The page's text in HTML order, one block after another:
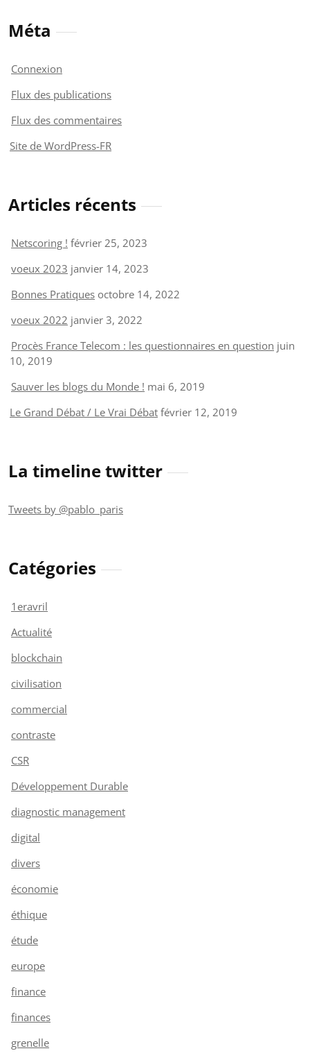
Méta
Connexion
Flux des publications
Flux des commentaires
Site de WordPress-FR
Articles récents
Netscoring ! février 25, 2023
voeux 2023 janvier 14, 2023
Bonnes Pratiques octobre 14, 2022
voeux 2022 janvier 3, 2022
Procès France Telecom : les questionnaires en question juin
10, 2019
Sauver les blogs du Monde ! mai 6, 2019
Le Grand Débat / Le Vrai Débat février 12, 2019
La timeline twitter
Tweets by @pablo_paris
Catégories
1eravril
Actualité
blockchain
civilisation
commercial
contraste
CSR
Développement Durable
diagnostic management
digital
divers
économie
éthique
étude
europe
finance
finances
grenelle